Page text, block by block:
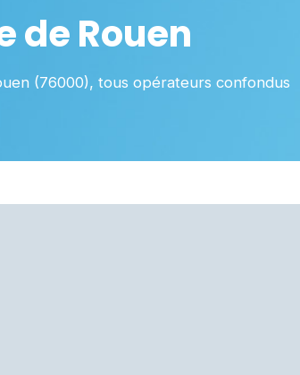
deRouen
(76000), tous opérateurs confondus